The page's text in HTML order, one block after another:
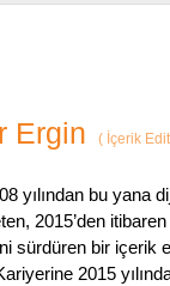
Ergin (İçerik
yılından bu yana
2015’den
sürdüren bir içerik
2015